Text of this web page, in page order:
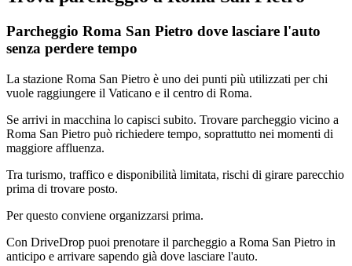
Parcheggio Roma San Pietro dove lasciare l'auto
senza perdere tempo
La stazione Roma San Pietro è uno dei punti più utilizzati per chi
vuole raggiungere il Vaticano e il centro di Roma.
Se arrivi in macchina lo capisci subito. Trovare parcheggio vicino a
Roma San Pietro può richiedere tempo, soprattutto nei momenti di
maggiore affluenza.
Tra turismo, traffico e disponibilità limitata, rischi di girare parecchio
prima di trovare posto.
Per questo conviene organizzarsi prima.
Con DriveDrop puoi prenotare il parcheggio a Roma San Pietro in
anticipo e arrivare sapendo già dove lasciare l'auto.